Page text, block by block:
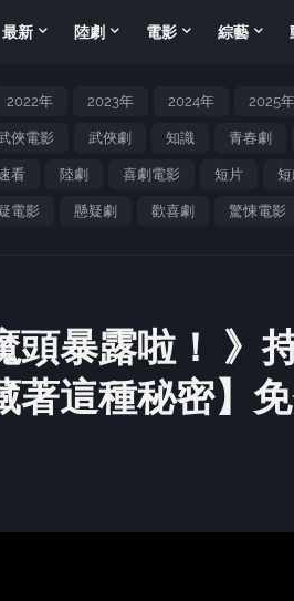
最新 陸劇 電影 綜藝
2022年 2023年 2024年 2025年
俠電影 武俠劇 知識 青春劇
看 陸劇 喜劇電影 短片 短
電影 懸疑劇 歡喜劇 驚悚電影
頭暴露啦！ 》
著這種秘密】